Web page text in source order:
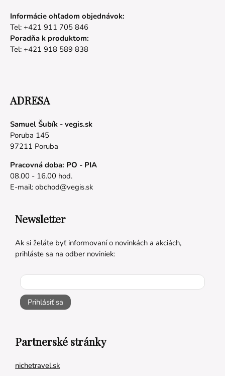
Informácie ohľadom objednávok:
Tel: +421 911 705 846
Poradňa k produktom:
Tel: +421 918 589 838
ADRESA
Samuel Šubík - vegis.sk
Poruba 145
97211 Poruba
Pracovná doba: PO - PIA
08.00 - 16.00 hod.
E-mail: obchod@vegis.sk
Newsletter
Ak si želáte byť informovaní o novinkách a akciách,
prihláste sa na odber noviniek:
Prihlásiť sa
Partnerské stránky
nichetravel.sk